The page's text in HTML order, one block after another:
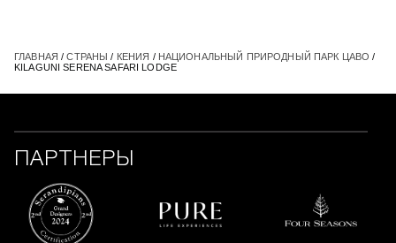
ГЛАВНАЯ /СТРАНЫ / КЕНИЯ / НАЦИОНАЛЬНЫЙ ПРИРОДНЫЙ ПАРК ЦАВО /
KILAGUNI SERENA SAFARI LODGE
ПАРТНЕРЫ